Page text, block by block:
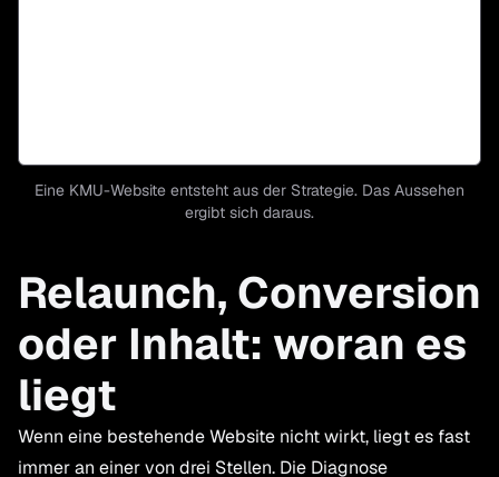
Eine KMU-Website entsteht aus der Strategie. Das Aussehen
ergibt sich daraus.
Relaunch, Conversion
oder Inhalt: woran es
liegt
Wenn eine bestehende Website nicht wirkt, liegt es fast
immer an einer von drei Stellen. Die Diagnose